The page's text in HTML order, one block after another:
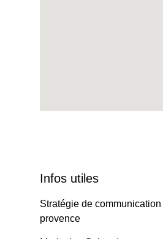
Infos utiles
Stratégie de
provence